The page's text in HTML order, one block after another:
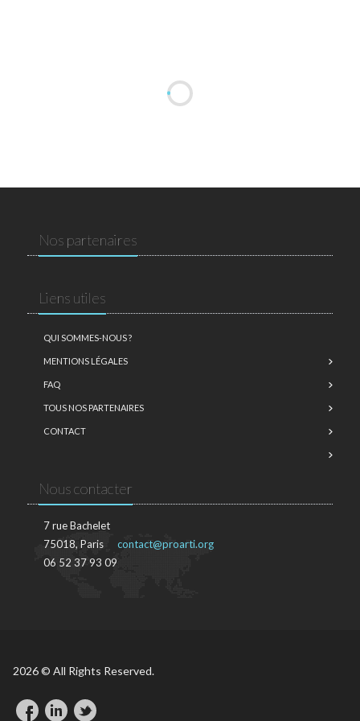
Nos partenaires
Liens utiles
QUI SOMMES-NOUS ?
MENTIONS LÉGALES
FAQ
TOUS NOS PARTENAIRES
CONTACT
Nous contacter
7 rue Bachelet
75018, Paris
06 52 37 93 09
contact@proarti.org
2026 © All Rights Reserved.